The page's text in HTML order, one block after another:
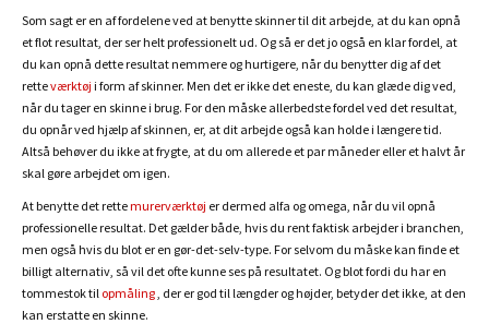
Som sagt er en af fordelene ved at benytte skinner til dit arbejde, at du kan opnå
et flot resultat, der ser helt professionelt ud. Og så er det jo også en klar fordel, at
du kan opnå dette resultat nemmere og hurtigere, når du benytter dig af det
retteværktøj i form af skinner. Men det er ikke det eneste, du kan glæde dig ved,
når du tager en skinne i brug. For den måske allerbedste fordel ved det resultat,
du opnår ved hjælp af skinnen, er, at dit arbejde også kan holde i længere tid.
Altså behøver du ikke at frygte, at du om allerede et par måneder eller et halvt år
skal gøre arbejdet om igen.
At benytte det rettemurerværktøj er dermed alfa og omega, når du vil opnå
professionelle resultat. Det gælder både, hvis du rent faktisk arbejder i branchen,
men også hvis du blot er en gør-det-selv-type. For selvom du måske kan finde et
billigt alternativ, så vil det ofte kunne ses på resultatet. Og blot fordi du har en
tommestok til opmåling , der er god til længder og højder, betyder det ikke, at den
kan erstatte en skinne.